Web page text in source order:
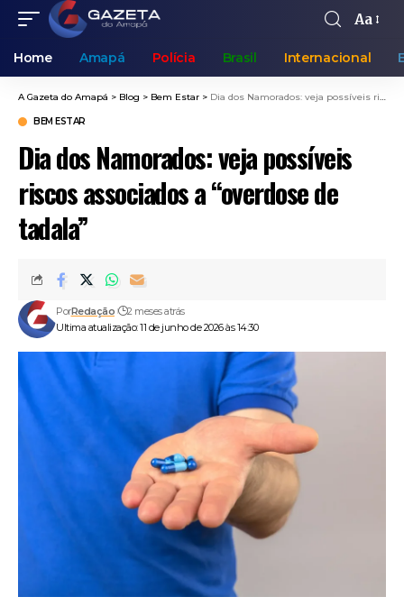
Aa
Home Amapá Polícia Brasil Internacional
A Gazeta do Amapá > Blog > Bem Estar > Dia dos Namorados: veja possíveis riscos associados a “overdose de tadala”
BEM ESTAR
Dia dos Namorados: veja possíveis
riscos associados a “overdose de
tadala”
Ultima atualização: 11 de junho de 2026 às 14:30
PorRedação 2 meses atrás